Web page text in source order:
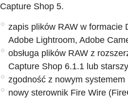
Capture Shop 5.
zapis plików RAW w formacie
Adobe Lightroom, Adobe
obsługa plików RAW z
Capture Shop 6.1.1 lub
zgodność z nowym
nowy sterownik Fire Wire